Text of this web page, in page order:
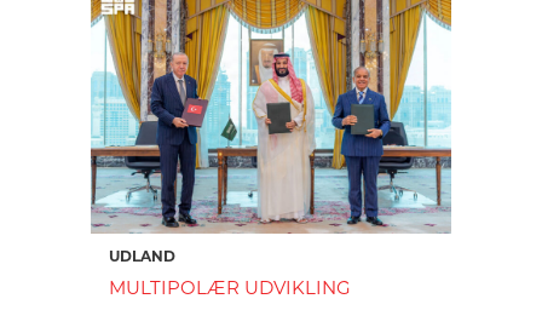
UDLAND
MULTIPOLÆR UDVIKLING